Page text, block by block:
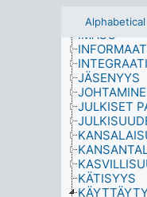
Alphabetical
IMAGO
JÄSENYYS
JULKISET
KÄTISYYS